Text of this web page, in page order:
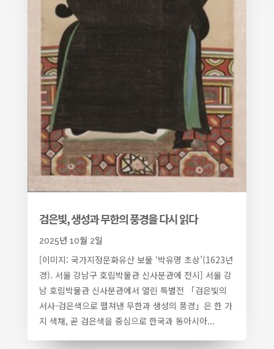
검은빛, 생성과 무한의 풍경을 다시 읽다
2025년 10월 2일
[이미지: 국가지정문화유산 보물 ‘박유명 초상’(1623년
경). 서울 강남구 호림박물관 신사분관에 전시] 서울 강
남 호림박물관 신사분관에서 열린 특별전 「검은빛의
서사-검은색으로 펼쳐낸 무한과 생성의 풍경」은 한 가
지 색채, 곧 검은색을 중심으로 한국과 동아시아...